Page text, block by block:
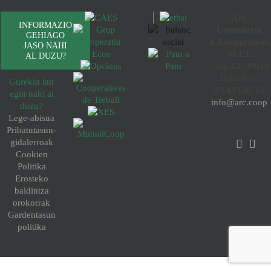
INFORMAZIO
GEHIAGO
JASO NAHI
AL DUZU?
Gurekin lan
egin nahi al
duzu?
Lege-abisua
Pribatutasun-
gidalerroak
Cookien
Politika
Erosteko
baldintza
orokorrak
Gardentasun
politika
info@arc.coop